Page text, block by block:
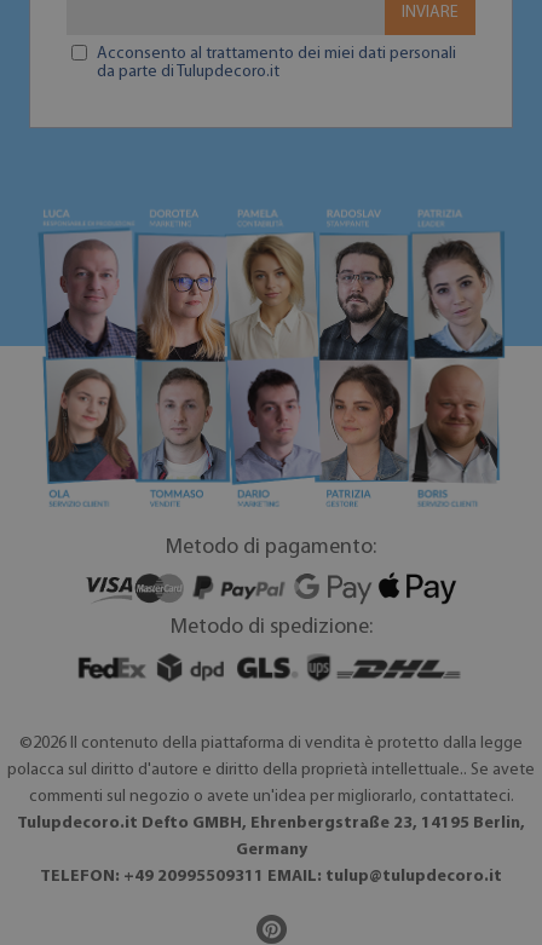
INVIARE
Acconsento al trattamento dei miei dati personali
da parte di Tulupdecoro.it
Metodo di pagamento:
Metodo di spedizione:
©2026 Il contenuto della piattaforma di vendita è protetto dalla legge
polacca sul diritto d'autore e diritto della proprietà intellettuale.. Se avete
commenti sul negozio o avete un'idea per migliorarlo, contattateci.
Tulupdecoro.it Defto GMBH, Ehrenbergstraße 23, 14195 Berlin,
Germany
TELEFON: +49 20995509311 EMAIL: tulup@tulupdecoro.it